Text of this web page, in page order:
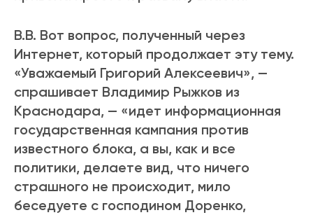
В.В. Вот вопрос, полученный через
Интернет, который продолжает эту тему.
«Уважаемый Григорий Алексеевич», —
спрашивает Владимир Рыжков из
Краснодара, — «идет информационная
государственная кампания против
известного блока, а вы, как и все
политики, делаете вид, что ничего
страшного не происходит, мило
беседуете с господином Доренко,